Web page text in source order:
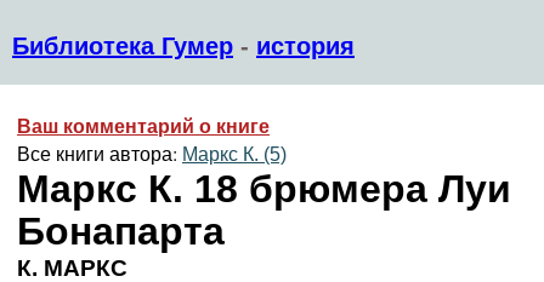
Библиотека Гумер - история
Ваш комментарий о книге
Все книги автора: Маркс К. (5)
Маркс К. 18 брюмера Луи
Бонапарта
К. МАРКС